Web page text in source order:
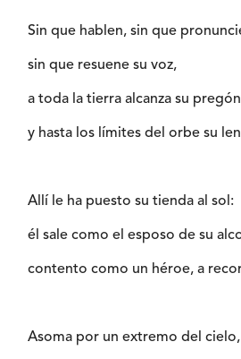
Sin que hablen, sin que
sin que resuene su voz,
a toda la tierra alcanza su pregón
y hasta los límites del orbe su
Allí le ha puesto su tienda al sol:
él sale como el esposo de su
contento como un héroe, a
Asoma por un extremo del cielo,